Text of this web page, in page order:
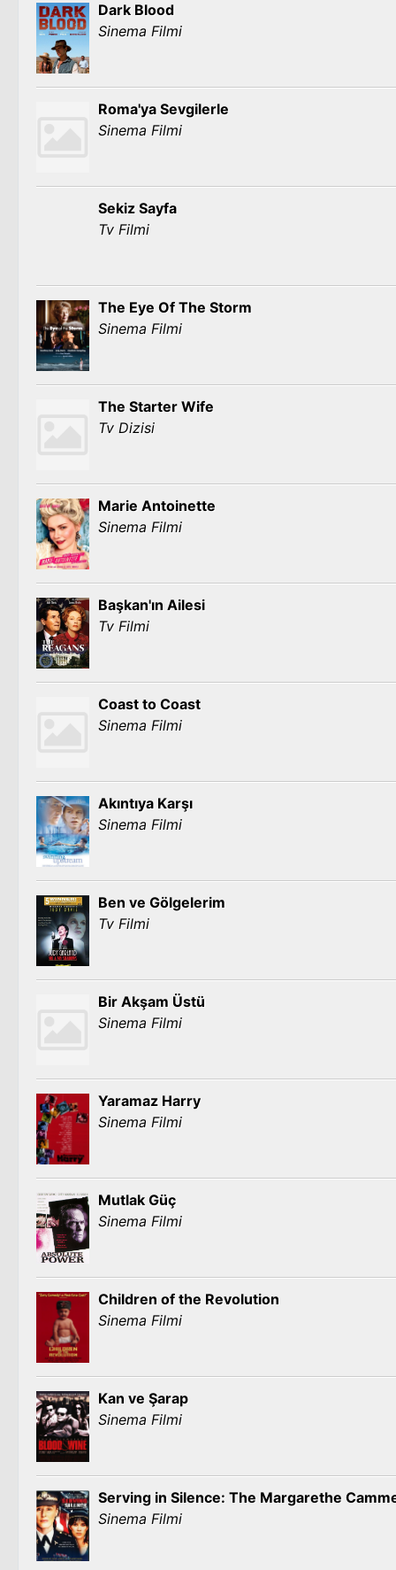
Dark Blood
Sinema Filmi
Roma'ya Sevgilerle
Sinema Filmi
Sekiz Sayfa
Tv Filmi
The Eye Of The Storm
Sinema Filmi
The Starter Wife
Tv Dizisi
Marie Antoinette
Sinema Filmi
Başkan'ın Ailesi
Tv Filmi
Coast to Coast
Sinema Filmi
Akıntıya Karşı
Sinema Filmi
Ben ve Gölgelerim
Tv Filmi
Bir Akşam Üstü
Sinema Filmi
Yaramaz Harry
Sinema Filmi
Mutlak Güç
Sinema Filmi
Children of the Revolution
Sinema Filmi
Kan ve Şarap
Sinema Filmi
Serving in Silence: The Margarethe
Sinema Filmi